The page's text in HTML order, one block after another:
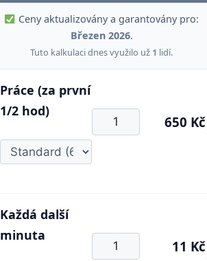
Ceny aktualizovány a garantovány pro:
Březen 2026.
Tuto kalkulaci dnes využilo už 1 lidí.
Práce (za první
1/2 hod)
650 Kč
Každá další
minuta
11 Kč